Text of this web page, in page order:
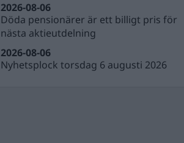
Döda pensionärer är ett billigt pris för
nästa aktieutdelning
2026-08-06
Nyhetsplock torsdag 6 augusti 2026
2026-08-06